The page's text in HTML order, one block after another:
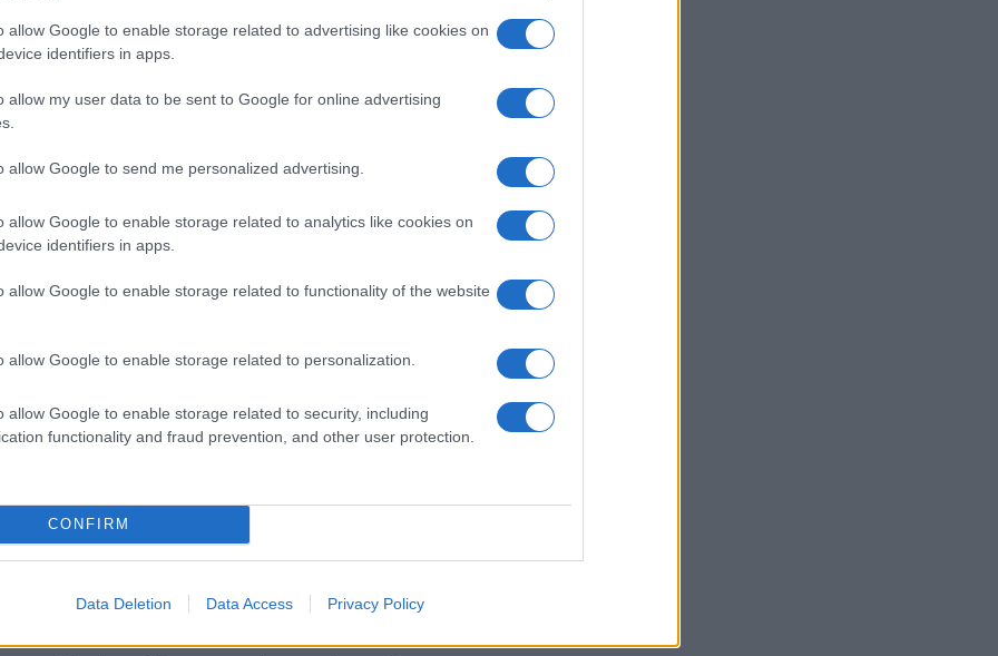
allow Google to enable storage related to advertising like cookies on
identifiers in apps.
allow my user data to be sent to Google for online advertising
allow Google to send me personalized advertising.
allow Google to enable storage related to analytics like cookies on
identifiers in apps.
allow Google to enable storage related to functionality of the website
allow Google to enable storage related to personalization.
allow Google to enable storage related to security, including
functionality and fraud prevention, and other user protection.
CONFIRM
Data Deletion Data Access Privacy Policy
συνδεσιμότητα και το C40 Recharge σχεδιάστηκε για
σημαίνει πως θα συνεχίσει να βελτιώνεται με την
έναν στον εμπρόσθιο και έναν στον οπίσθιο άξονα,
μπορεί να ταχυφορτιστεί στο 80% σε περίπου 40
αναμένεται να βελτιωθεί με την πάροδο του
και θα κατασκευάζεται παράλληλα με το XC40
Cars στη Γάνδη του Βελγίου.
ήδη στην Ολλανδία, τη Νορβηγία, τη Σουηδία και το
ακολουθήσουν άλλες αγορές.